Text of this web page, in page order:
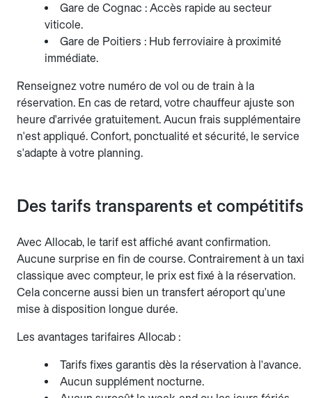
Gare de Cognac : Accès rapide au secteur
viticole.
Gare de Poitiers : Hub ferroviaire à proximité
immédiate.
Renseignez votre numéro de vol ou de train à la
réservation. En cas de retard, votre chauffeur ajuste son
heure d'arrivée gratuitement. Aucun frais supplémentaire
n'est appliqué. Confort, ponctualité et sécurité, le service
s'adapte à votre planning.
Des tarifs transparents et compétitifs
Avec Allocab, le tarif est affiché avant confirmation.
Aucune surprise en fin de course. Contrairement à un taxi
classique avec compteur, le prix est fixé à la réservation.
Cela concerne aussi bien un transfert aéroport qu'une
mise à disposition longue durée.
Les avantages tarifaires Allocab :
Tarifs fixes garantis dès la réservation à l'avance.
Aucun supplément nocturne.